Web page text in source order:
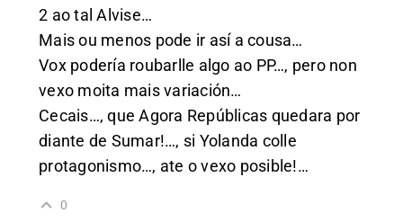
2 ao tal Alvise…
Mais ou menos pode ir así a cousa…
Vox podería roubarlle algo ao PP…, pero non
vexo moita mais variación…
Cecais…, que Agora Repúblicas quedara por
diante de Sumar!…, si Yolanda colle
protagonismo…, ate o vexo posible!…
0